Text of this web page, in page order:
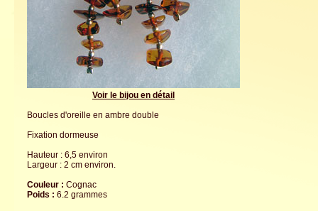
Voir le bijou en détail
Boucles d'oreille en ambre double
Fixation dormeuse
Hauteur : 6,5 environ
Largeur : 2 cm environ.
Couleur : Cognac
Poids : 6.2 grammes